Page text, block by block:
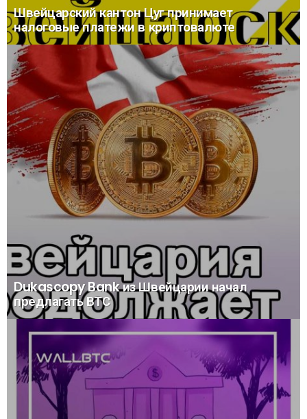
Швейцарский кантон Цуг принимает
налоговые платежи в криптовалюте
Dukascopy Bank из Швейцарии начал
предлагать ВТС